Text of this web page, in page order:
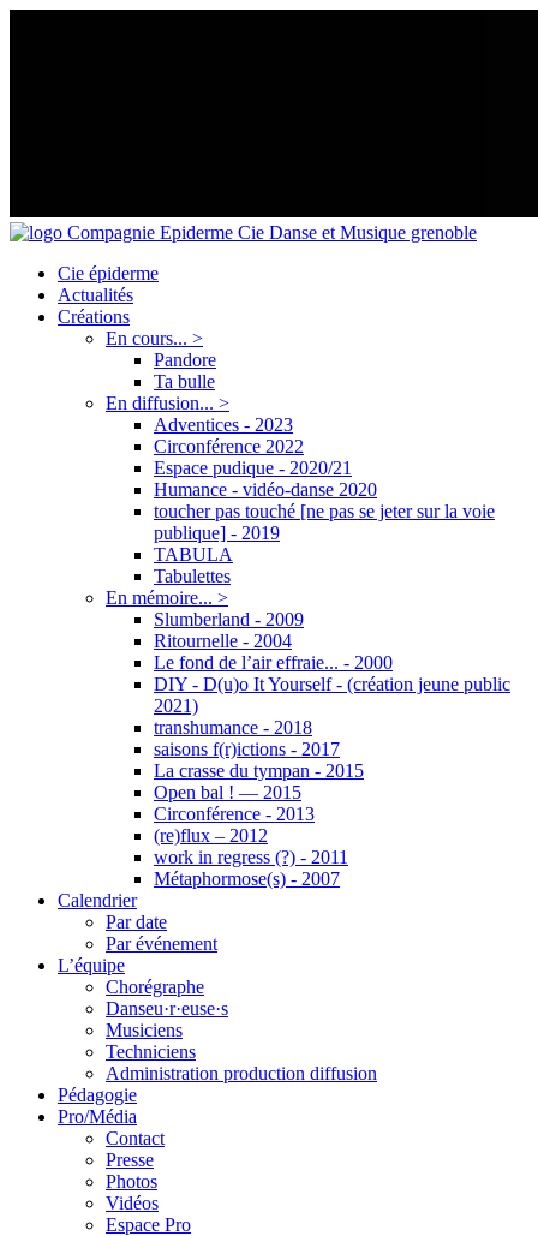
Cie épiderme
Actualités
Créations
En cours... >
Pandore
Ta bulle
En diffusion... >
Adventices - 2023
Circonférence 2022
Espace pudique - 2020/21
Humance - vidéo-danse 2020
toucher pas touché [ne pas se jeter sur la voie
publique] - 2019
TABULA
Tabulettes
En mémoire... >
Slumberland - 2009
Ritournelle - 2004
Le fond de l’air effraie... - 2000
DIY - D(u)o It Yourself - (création jeune public
2021)
transhumance - 2018
saisons f(r)ictions - 2017
La crasse du tympan - 2015
Open bal ! — 2015
Circonférence - 2013
(re)flux – 2012
work in regress (?) - 2011
Métaphormose(s) - 2007
Calendrier
Par date
Par événement
L’équipe
Chorégraphe
Danseu·r·euse·s
Musiciens
Techniciens
Administration production diffusion
Pédagogie
Pro/Média
Contact
Presse
Photos
Vidéos
Espace Pro